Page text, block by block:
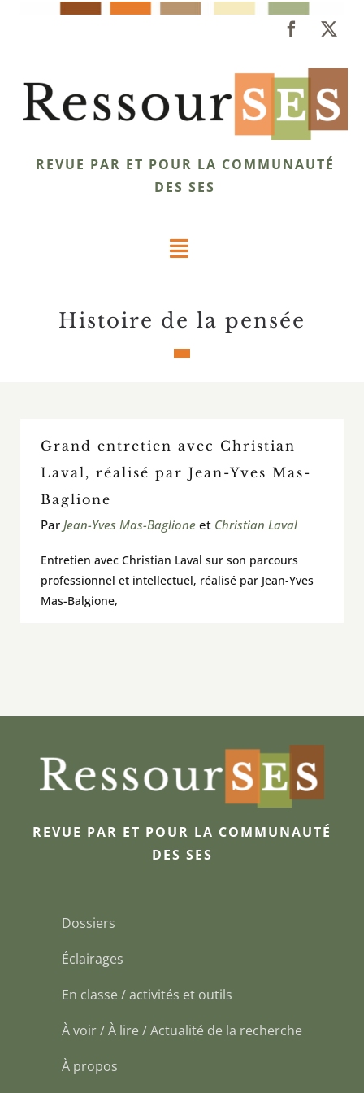
REVUE PAR ET POUR LA COMMUNAUTÉ
DES SES
Toggle
Éclairages
À voir / À lire / Actualité de la recherche
Rechercher:
histoire de la pensée
Grand entretien avec Christian
Laval, réalisé par Jean-Yves Mas-
Baglione
Par Jean-Yves Mas-Baglioneet Christian Laval
Entretien avec Christian Laval sur son parcours
professionnel et intellectuel, réalisé par Jean-Yves
Mas-Balgione,
REVUE PAR ET POUR LA COMMUNAUTÉ
DES SES
Dossiers
Éclairages
En classe / activités et outils
À voir / À lire / Actualité de la recherche
À propos